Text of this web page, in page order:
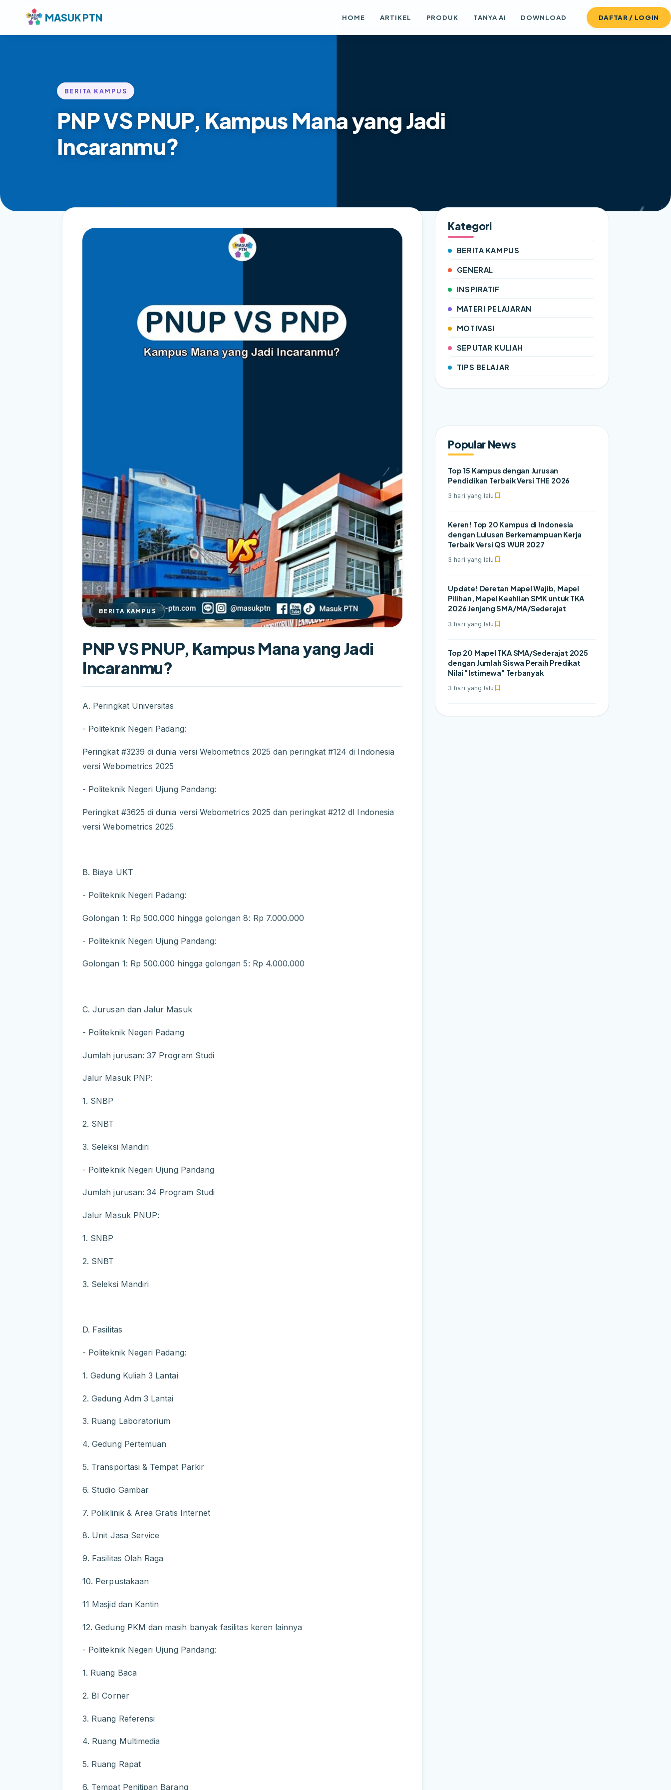
MASUK PTN HOME ARTIKEL PRODUK TANYA AI DOWNLOAD DAFTAR / LOGIN
BERITA KAMPUS
PNP VS PNUP, Kampus Mana yang Jadi
Incaranmu?
BERITA KAMPUS
PNP VS PNUP, Kampus Mana yang Jadi
Incaranmu?
A. Peringkat Universitas
- Politeknik Negeri Padang:
Peringkat #3239 di dunia versi Webometrics 2025 dan peringkat #124 di Indonesia
versi Webometrics 2025
- Politeknik Negeri Ujung Pandang:
Peringkat #3625 di dunia versi Webometrics 2025 dan peringkat #212 dl Indonesia
versi Webometrics 2025
B. Biaya UKT
- Politeknik Negeri Padang:
Golongan 1: Rp 500.000 hingga golongan 8: Rp 7.000.000
- Politeknik Negeri Ujung Pandang:
Golongan 1: Rp 500.000 hingga golongan 5: Rp 4.000.000
C. Jurusan dan Jalur Masuk
- Politeknik Negeri Padang
Jumlah jurusan: 37 Program Studi
Jalur Masuk PNP:
1. SNBP
2. SNBT
3. Seleksi Mandiri
- Politeknik Negeri Ujung Pandang
Jumlah jurusan: 34 Program Studi
Jalur Masuk PNUP:
1. SNBP
2. SNBT
3. Seleksi Mandiri
D. Fasilitas
- Politeknik Negeri Padang:
1. Gedung Kuliah 3 Lantai
2. Gedung Adm 3 Lantai
3. Ruang Laboratorium
4. Gedung Pertemuan
5. Transportasi & Tempat Parkir
6. Studio Gambar
7. Poliklinik & Area Gratis Internet
8. Unit Jasa Service
9. Fasilitas Olah Raga
10. Perpustakaan
11 Masjid dan Kantin
12. Gedung PKM dan masih banyak fasilitas keren lainnya
- Politeknik Negeri Ujung Pandang:
1. Ruang Baca
2. BI Corner
3. Ruang Referensi
4. Ruang Multimedia
5. Ruang Rapat
6. Tempat Penitipan Barang
Kategori
BERITA KAMPUS
GENERAL
INSPIRATIF
MATERI PELAJARAN
MOTIVASI
SEPUTAR KULIAH
TIPS BELAJAR
Popular News
Top 15 Kampus dengan Jurusan
Pendidikan Terbaik Versi THE 2026
3 hari yang lalu
Keren! Top 20 Kampus di Indonesia
dengan Lulusan Berkemampuan Kerja
Terbaik Versi QS WUR 2027
3 hari yang lalu
Update! Deretan Mapel Wajib, Mapel
Pilihan, Mapel Keahlian SMK untuk TKA
2026 Jenjang SMA/MA/Sederajat
3 hari yang lalu
Top 20 Mapel TKA SMA/Sederajat 2025
dengan Jumlah Siswa Peraih Predikat
Nilai "Istimewa" Terbanyak
3 hari yang lalu